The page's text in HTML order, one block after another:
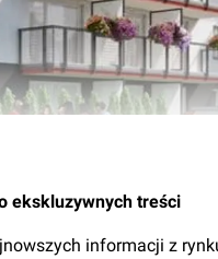
ekskluzywnych treści
informacji z